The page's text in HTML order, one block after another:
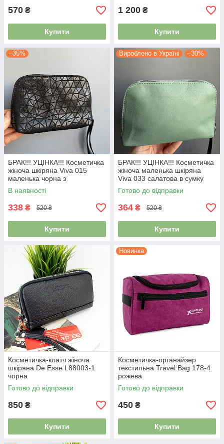
570 ₴
Купити
1 200 ₴
Купити
–35%
БРАК!!! УЦІНКА!!! Косметичка
жіноча шкіряна Viva 015
маленька чорна з
геометричним орнаментом
В наявності
338 ₴ 520 ₴
Купити
Вироблено в Україні –30%
БРАК!!! УЦІНКА!!! Косметичка
жіноча маленька шкіряна
Viva 033 салатова в сумку
Готово до відправки
364 ₴ 520 ₴
Купити
Косметичка-клатч жіноча
шкіряна De Esse L88003-1
чорна
Готово до відправки
850 ₴
Купити
Новинка
Косметичка-органайзер
текстильна Travel Bag 178-4
рожева
Готово до відправки
450 ₴
Купити